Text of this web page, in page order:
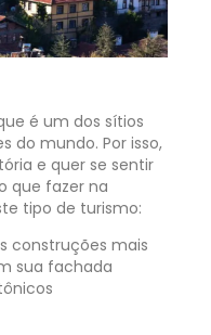
é um dos sítios
do mundo. Por isso,
e quer se sentir
que fazer na
tipo de turismo:
construções mais
sua fachada